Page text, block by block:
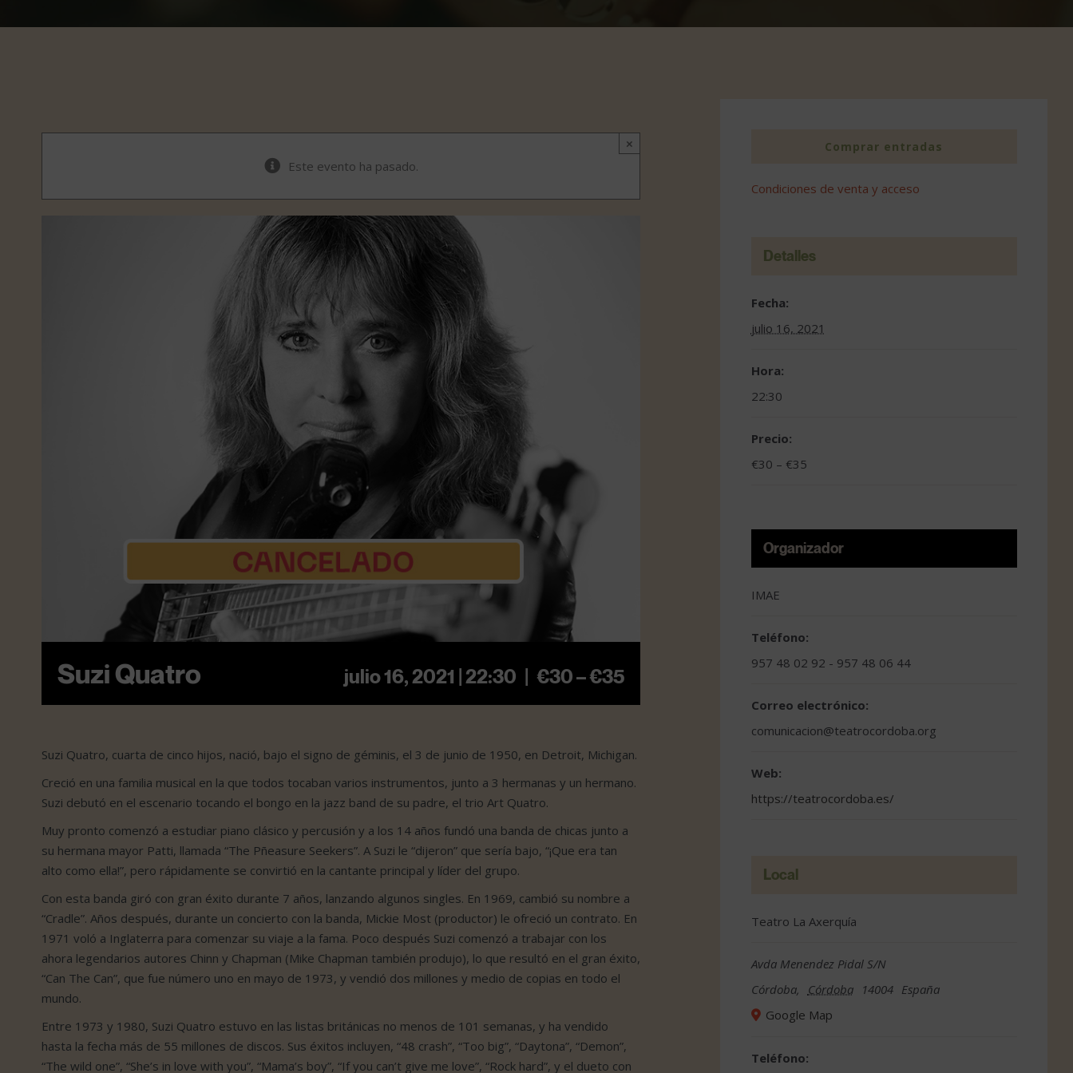
×
Este evento ha pasado.
Suzi Quatro julio 16, 2021 | 22:30 €30 – €35
Suzi Quatro, cuarta de cinco hijos, nació, bajo el signo de géminis, el 3 de junio de 1950, en Detroit, Michigan.
Creció en una familia musical en la que todos tocaban varios instrumentos, junto a 3 hermanas y un hermano.
Suzi debutó en el escenario tocando el bongo en la jazz band de su padre, el trio Art Quatro.
Muy pronto comenzó a estudiar piano clásico y percusión y a los 14 años fundó una banda de chicas junto a
su hermana mayor Patti, llamada “The Pñeasure Seekers”. A Suzi le “dijeron” que sería bajo, “¡Que era tan
alto como ella!”, pero rápidamente se convirtió en la cantante principal y líder del grupo.
Con esta banda giró con gran éxito durante 7 años, lanzando algunos singles. En 1969, cambió su nombre a
“Cradle”. Años después, durante un concierto con la banda, Mickie Most (productor) le ofreció un contrato. En
1971 voló a Inglaterra para comenzar su viaje a la fama. Poco después Suzi comenzó a trabajar con los
ahora legendarios autores Chinn y Chapman (Mike Chapman también produjo), lo que resultó en el gran éxito,
“Can The Can”, que fue número uno en mayo de 1973, y vendió dos millones y medio de copias en todo el
mundo.
Entre 1973 y 1980, Suzi Quatro estuvo en las listas británicas no menos de 101 semanas, y ha vendido
hasta la fecha más de 55 millones de discos. Sus éxitos incluyen, “48 crash”, “Too big”, “Daytona”, “Demon”,
“The wild one”, “She’s in love with you”, “Mama’s boy”, “If you can’t give me love”, “Rock hard”, y el dueto con
Comprar entradas
Condiciones de venta y acceso
Detalles
Fecha:
julio 16, 2021
Hora:
22:30
Precio:
€30 – €35
Organizador
IMAE
Teléfono:
957 48 02 92 - 957 48 06 44
Correo electrónico:
comunicacion@teatrocordoba.org
Web:
https://teatrocordoba.es/
Local
Teatro La Axerquía
Avda Menendez Pidal S/N
Córdoba, Córdoba 14004 España
Google Map
Teléfono: